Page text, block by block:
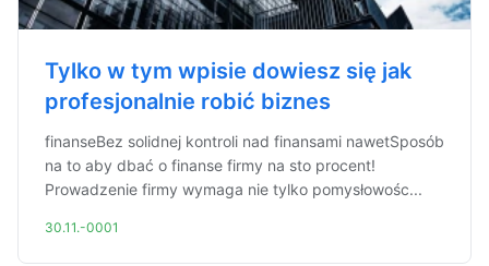
Tylko w tym wpisie dowiesz się jak
profesjonalnie robić biznes
finanseBez solidnej kontroli nad finansami nawetSposób
na to aby dbać o finanse firmy na sto procent!
Prowadzenie firmy wymaga nie tylko pomysłowośc...
30.11.-0001